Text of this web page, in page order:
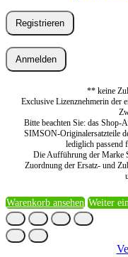
Registrieren
Anmelden
** keine
Exclusive Lizenznehmerin der
Bitte beachten Sie: das Shop-
SIMSON-Originalersatzteile
lediglich passend
Die Aufführung der Marke
Zuordnung der Ersatz- und
Warenkorb ansehen Weiter